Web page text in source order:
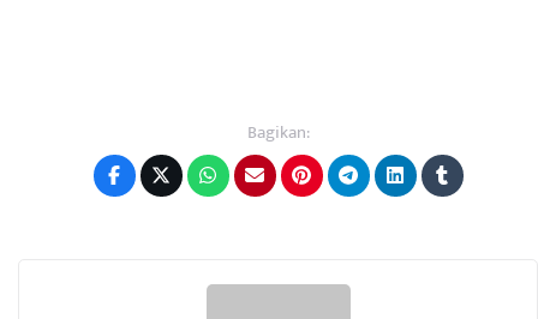
Bagikan: